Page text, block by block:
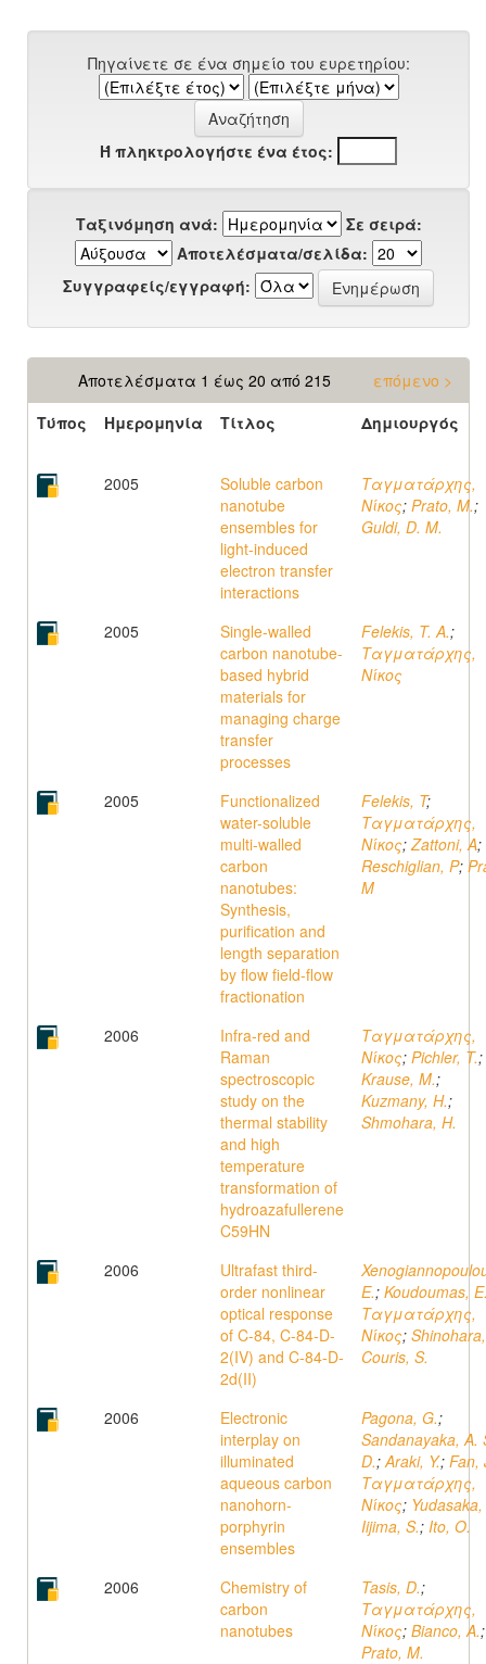
Πηγαίνετε σε ένα σημείο του ευρετηρίου:
Ή πληκτρολογήστε ένα έτος:
Ταξινόμηση ανά:
Σε σειρά:
Αποτελέσματα/σελίδα:
Συγγραφείς/εγγραφή:
Αποτελέσματα 1 έως 20 από 215
επόμενο >
Τύπος
Ημερομηνία Τίτλος Δημιουργός
2005
Soluble carbon
nanotube
ensembles for
light-induced
electron transfer
interactions
Ταγματάρχης,
Νίκος; Prato, M.;
Guldi, D. M.
2005
Single-walled
carbon nanotube-
based hybrid
materials for
managing charge
transfer
processes
Felekis, T. A.;
Ταγματάρχης,
Νίκος
2005
Functionalized
water-soluble
multi-walled
carbon
nanotubes:
Synthesis,
purification and
length separation
by flow field-flow
fractionation
Felekis, T;
Ταγματάρχης,
Νίκος;Zattoni, A;
Reschiglian, P;
M
2006
Infra-red and
Raman
spectroscopic
study on the
thermal stability
and high
temperature
transformation of
hydroazafullerene
C59HN
Ταγματάρχης,
Νίκος; Pichler, T.;
Krause, M.;
Kuzmany, H.;
Shmohara, H.
2006
Ultrafast third-
order nonlinear
optical response
of C-84, C-84-D-
2(IV) and C-84-D-
2d(II)
E.; Koudoumas,
Ταγματάρχης,
Νίκος;
Couris, S.
2006
Electronic
interplay on
illuminated
aqueous carbon
nanohorn-
porphyrin
ensembles
Pagona, G.;
Sandanayaka, A.
D.;Araki, Y.; Fan,
Ταγματάρχης,
Νίκος;
Iijima, S.; Ito, O.
2006
Chemistry of
carbon
nanotubes
Tasis, D.;
Ταγματάρχης,
Νίκος; Bianco, A.;
Prato, M.